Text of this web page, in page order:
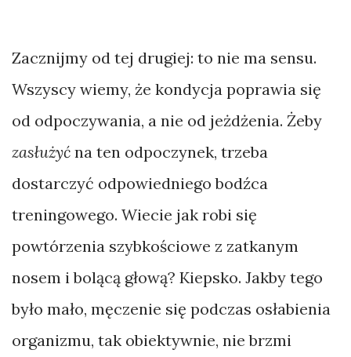
Zacznijmy od tej drugiej: to nie ma sensu.
Wszyscy wiemy, że kondycja poprawia się
od odpoczywania, a nie od jeżdżenia. Żeby
zasłużyć na ten odpoczynek, trzeba
dostarczyć odpowiedniego bodźca
treningowego. Wiecie jak robi się
powtórzenia szybkościowe z zatkanym
nosem i bolącą głową? Kiepsko. Jakby tego
było mało, męczenie się podczas osłabienia
organizmu, tak obiektywnie, nie brzmi